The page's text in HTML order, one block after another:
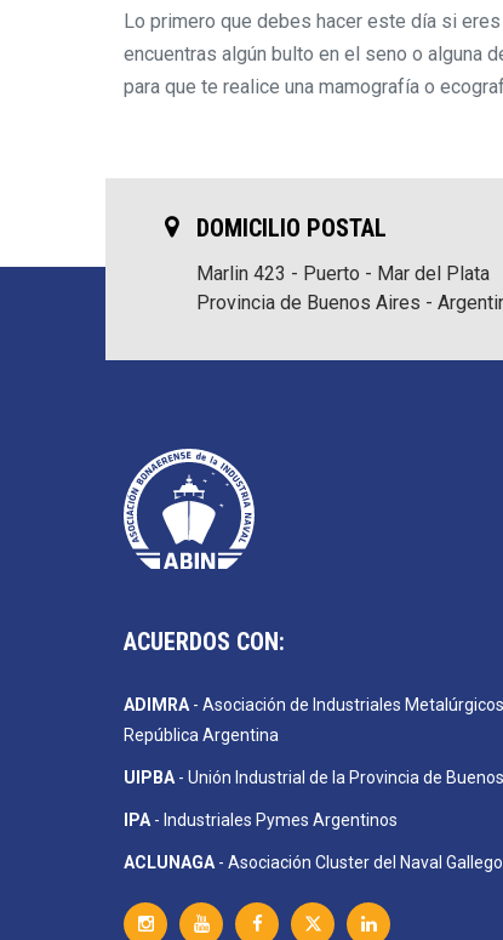
Lo primero que debes hacer este día si
encuentras algún bulto en el seno o alguna
para que te realice una mamografía o
DOMICILIO POSTAL
Marlin 423 - Puerto - Mar del Plata
Provincia de Buenos Aires -
ACUERDOS CON:
ADIMRA - Asociación de Industriales
República Argentina
UIPBA - Unión Industrial de la Provincia de
IPA - Industriales Pymes Argentinos
ACLUNAGA - Asociación Cluster del Naval Gallego